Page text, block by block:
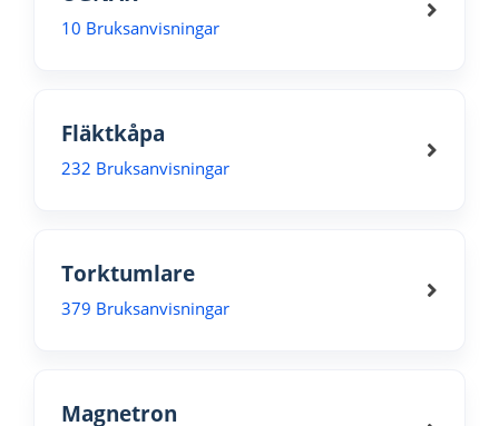
10 Bruksanvisningar
Fläktkåpa
232 Bruksanvisningar
Torktumlare
379 Bruksanvisningar
Magnetron